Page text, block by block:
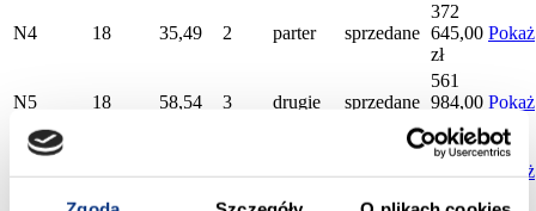
N4 18 35,49 2 parter sprzedane
372
645,00
zł
Pokaż
N5 18 58,54 3 drugie sprzedane
561
984,00 Pokaż
580
Pokaż